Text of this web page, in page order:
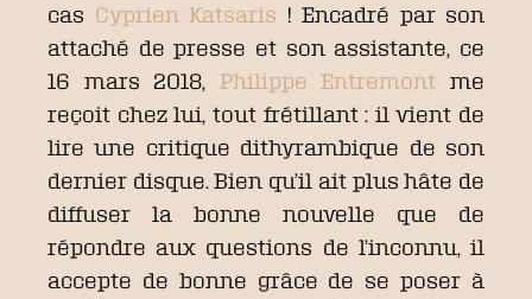
cas Cyprien Katsaris ! Encadré par son
attaché de presse et son assistante, ce
16 mars 2018, Philippe Entremont me
reçoit chez lui, tout frétillant : il vient de
lire une critique dithyrambique de son
dernier disque. Bien qu’il ait plus hâte de
diffuser la bonne nouvelle que de
répondre aux questions de l’inconnu, il
accepte de bonne grâce de se poser à